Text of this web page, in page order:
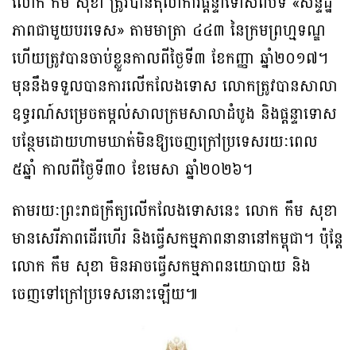
ភាពជាមួយបរទេស» តាមមាត្រា ៤៤៣ នៃក្រមព្រហ្មទណ្ឌ
ហើយត្រូវបានចាប់ខ្លួនកាលពីថ្ងៃទី៣ ខែកញ្ញា ឆ្នាំ២០១៧។
មុននឹងទទួលបានការលើកលែងទោស លោកត្រូវបានសាលា
ឧទ្ធរណ៍សម្រេចតម្កល់សាលក្រមសាលាដំបូង និងផ្តន្ទាទោស
បន្ថែមដោយហាមឃាត់មិនឱ្យចេញក្រៅប្រទេសរយៈពេល
៥ឆ្នាំ កាលពីថ្ងៃទី៣០ ខែមេសា ឆ្នាំ២០២៦។
តាមរយៈព្រះរាជក្រឹត្យលើកលែងទោសនេះ លោក កឹម សុខា
មានសេរីភាពដើរហើរ និងធ្វើសកម្មភាពនានានៅកម្ពុជា។ ប៉ុន្តែ
លោក កឹម សុខា មិនអាចធ្វើសកម្មភាពនយោបាយ និង
ចេញទៅក្រៅប្រទេសនោះឡើយ៕